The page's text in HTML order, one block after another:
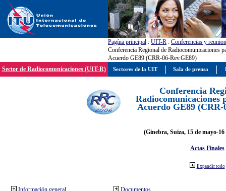
Pagína principal : UIT-R : Conferencias y
Conferencia Regional de Radiocomunicaciones
Acuerdo GE89 (CRR-06-Rev.GE89)
Sector de Radiocomunicaciones (UIT-R)
Conferencia
Radiocomunicaciones
Acuerdo GE89 (CRR-
(Ginebra, Suiza, 15 de mayo-
Actas Finales
Expandir todo
Información general Documentos
Sectores de la UIT Sala de prensa